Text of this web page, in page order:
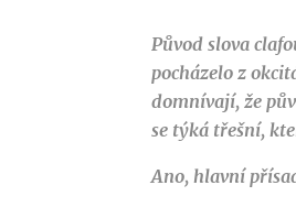
Původ slova
pocházelo z
domnívají, že
se týká třešní,
Ano, hlavní